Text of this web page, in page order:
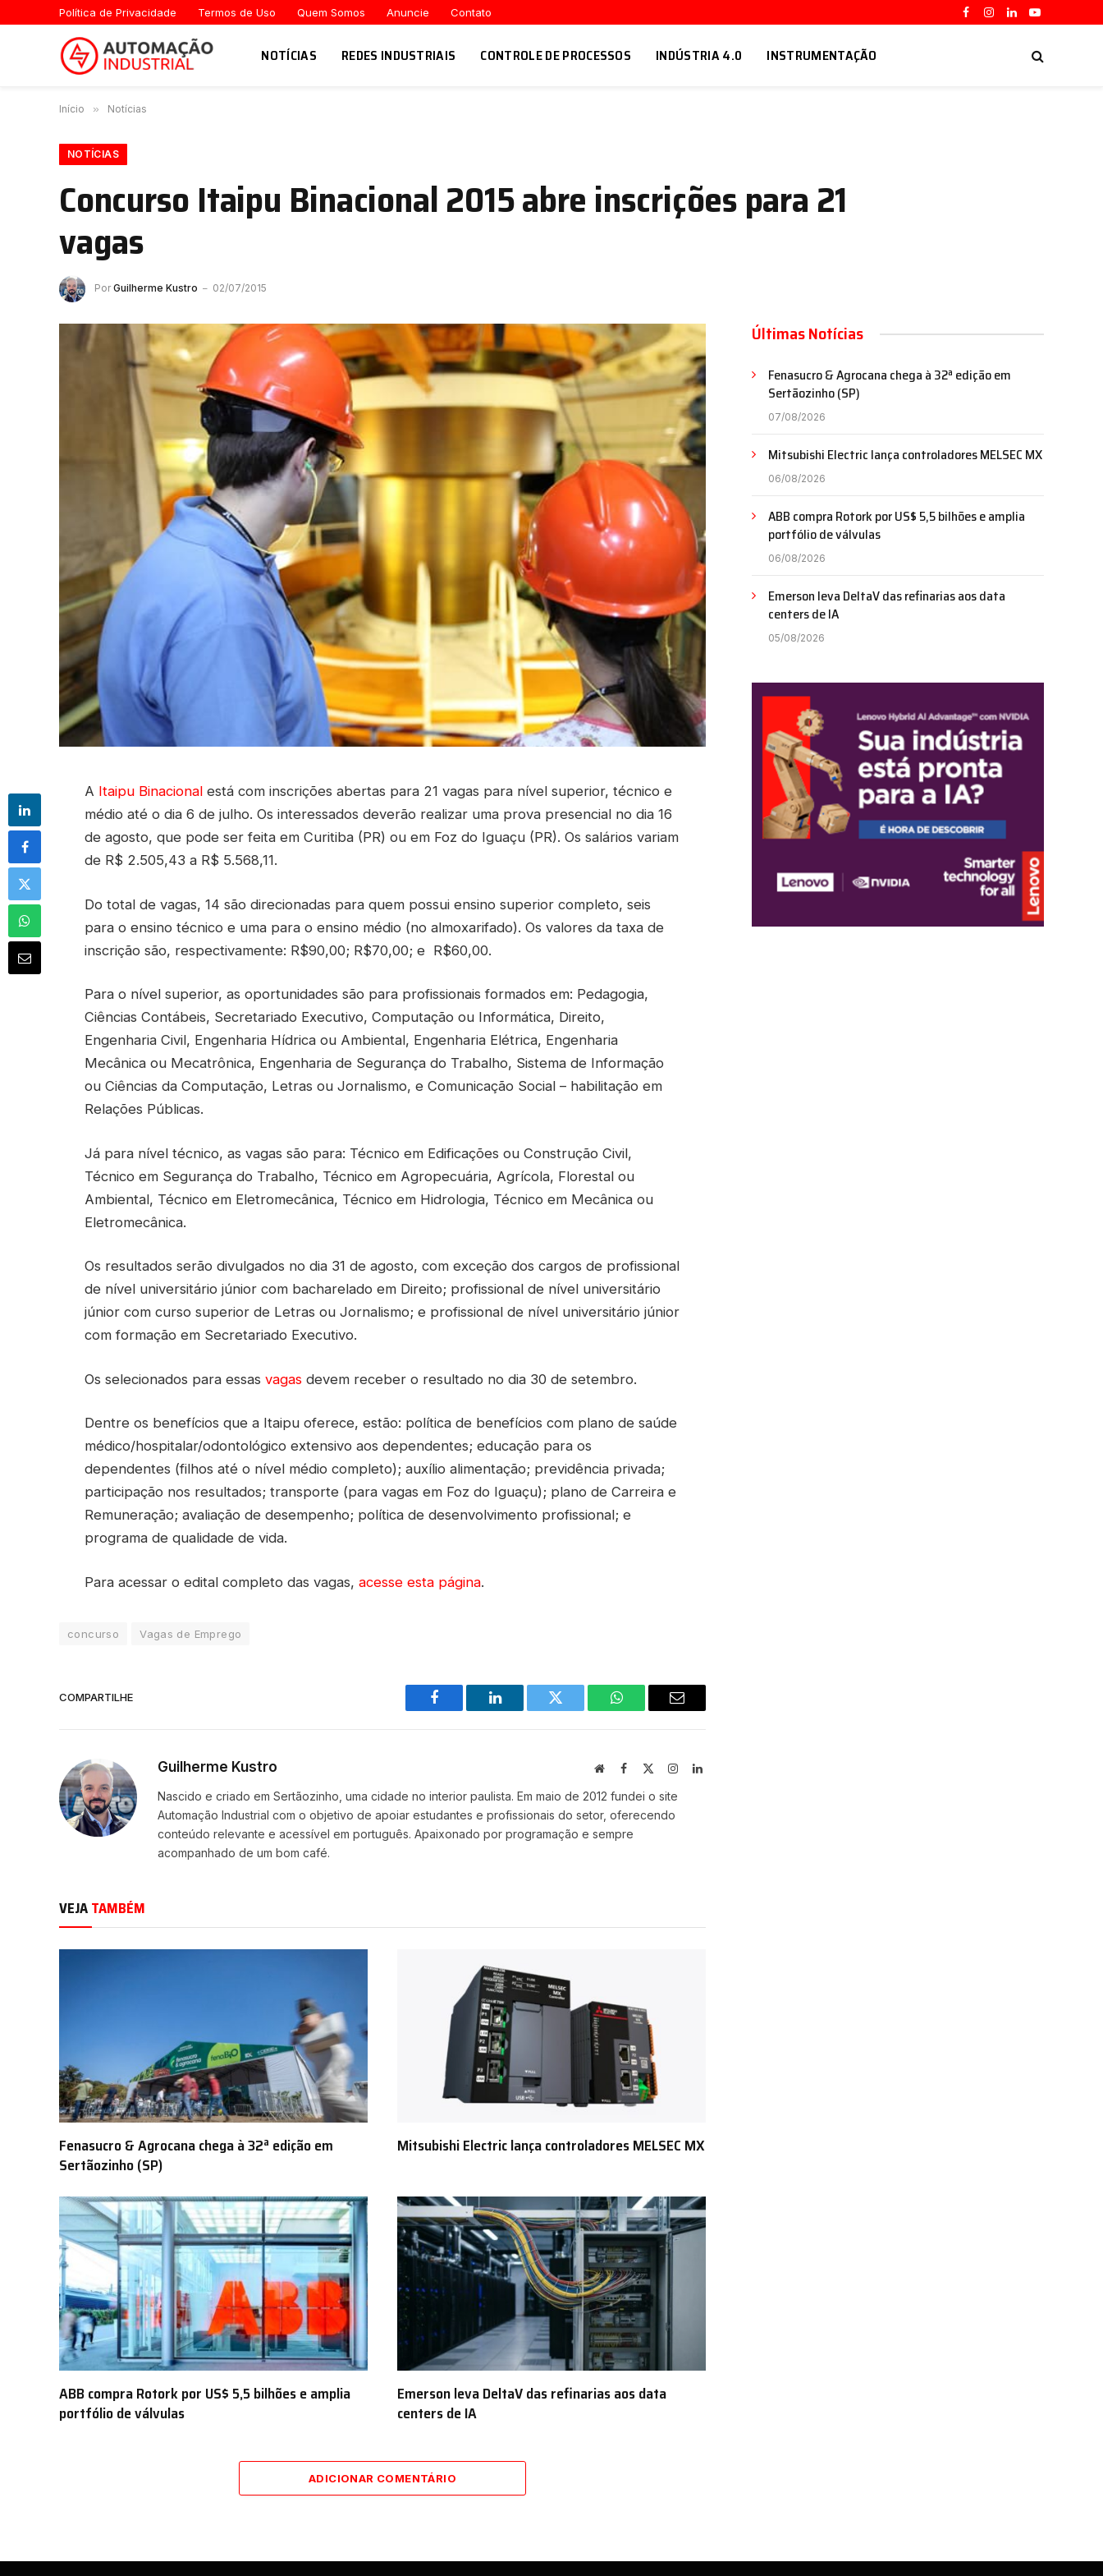
Política de Privacidade Termos de Uso Quem Somos Anuncie Contato
Facebook
Instagram
LinkedInYouTube
NOTÍCIAS REDES INDUSTRIAIS CONTROLE DE PROCESSOS INDÚSTRIA 4.0 INSTRUMENTAÇÃO
Início » Notícias
NOTÍCIAS
Concurso Itaipu Binacional 2015 abre inscrições para 21
vagas
Por Guilherme Kustro 02/07/2015
A Itaipu Binacional está com inscrições abertas para 21 vagas para nível superior, técnico e
médio até o dia 6 de julho. Os interessados deverão realizar uma prova presencial no dia 16
de agosto, que pode ser feita em Curitiba (PR) ou em Foz do Iguaçu (PR). Os salários variam
de R$ 2.505,43 a R$ 5.568,11.
Do total de vagas, 14 são direcionadas para quem possui ensino superior completo, seis
para o ensino técnico e uma para o ensino médio (no almoxarifado). Os valores da taxa de
inscrição são, respectivamente: R$90,00; R$70,00; e R$60,00.
Para o nível superior, as oportunidades são para profissionais formados em: Pedagogia,
Ciências Contábeis, Secretariado Executivo, Computação ou Informática, Direito,
Engenharia Civil, Engenharia Hídrica ou Ambiental, Engenharia Elétrica, Engenharia
Mecânica ou Mecatrônica, Engenharia de Segurança do Trabalho, Sistema de Informação
ou Ciências da Computação, Letras ou Jornalismo, e Comunicação Social – habilitação em
Relações Públicas.
Já para nível técnico, as vagas são para: Técnico em Edificações ou Construção Civil,
Técnico em Segurança do Trabalho, Técnico em Agropecuária, Agrícola, Florestal ou
Ambiental, Técnico em Eletromecânica, Técnico em Hidrologia, Técnico em Mecânica ou
Eletromecânica.
Os resultados serão divulgados no dia 31 de agosto, com exceção dos cargos de profissional
de nível universitário júnior com bacharelado em Direito; profissional de nível universitário
júnior com curso superior de Letras ou Jornalismo; e profissional de nível universitário júnior
com formação em Secretariado Executivo.
Os selecionados para essas vagas devem receber o resultado no dia 30 de setembro.
Dentre os benefícios que a Itaipu oferece, estão: política de benefícios com plano de saúde
médico/hospitalar/odontológico extensivo aos dependentes; educação para os
dependentes (filhos até o nível médio completo); auxílio alimentação; previdência privada;
participação nos resultados; transporte (para vagas em Foz do Iguaçu); plano de Carreira e
Remuneração; avaliação de desempenho; política de desenvolvimento profissional; e
programa de qualidade de vida.
Para acessar o edital completo das vagas, acesse esta página.
concurso Vagas de Emprego
COMPARTILHE
Facebook LinkedIn Twitter WhatsAppEmail
Guilherme Kustro Site Facebook InstagramLinkedIn
Nascido e criado em Sertãozinho, uma cidade no interior paulista. Em maio de 2012 fundei o site
Automação Industrial com o objetivo de apoiar estudantes e profissionais do setor, oferecendo
conteúdo relevante e acessível em português. Apaixonado por programação e sempre
acompanhado de um bom café.
VEJATAMBÉM
Fenasucro & Agrocana chega à 32ª edição em
Sertãozinho (SP)
Mitsubishi Electric lança controladores MELSEC MX
ABB compra Rotork por US$ 5,5 bilhões e amplia
portfólio de válvulas
Emerson leva DeltaV das refinarias aos data
centers de IA
ADICIONAR COMENTÁRIO
Últimas Notícias
Fenasucro & Agrocana chega à 32ª edição em
Sertãozinho (SP)
07/08/2026
Mitsubishi Electric lança controladores MELSEC MX
06/08/2026
ABB compra Rotork por US$ 5,5 bilhões e amplia
portfólio de válvulas
06/08/2026
Emerson leva DeltaV das refinarias aos data
centers de IA
05/08/2026